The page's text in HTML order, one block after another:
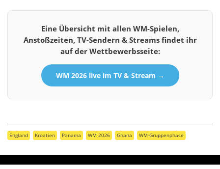
Eine Übersicht mit allen WM-Spielen,
Anstoßzeiten, TV-Sendern & Streams findet ihr
auf der Wettbewerbsseite:
WM 2026 live im TV & Stream →
England Kroatien Panama WM 2026 Ghana WM-Gruppenphase